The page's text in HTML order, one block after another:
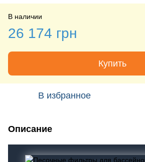
В наличии
26 174 грн
Купить
В избранное
Описание